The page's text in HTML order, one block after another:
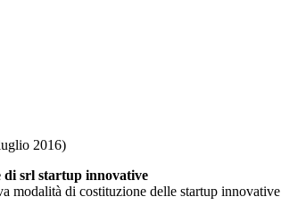
2016)
di srl startup innovative
modalità di costituzione delle startup innovative